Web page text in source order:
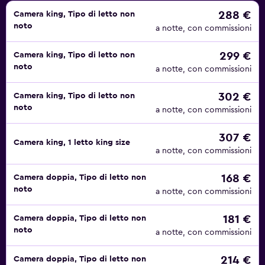
bagno privato con vasca idromassaggio, doccia,
accappatoi, pantofole, set di cortesia e asciugacapelli. La
reception è aperta 24 ore su 24 e offre una varietà di
servizi tra cui autonoleggio, biglietteria, concierge e
deposito bagagli. Potrete passeggiare in giardino o
riposare sulla terrazza solarium a vostro piacimento, e la
zona è ideale per l'escursionismo. Il West Lake State Guest
House ospita sofisticate strutture per riunioni e sale da tè
Camera king, Tipo di letto non
noto
288 €
a notte, con commissioni
Camera king, Tipo di letto non
noto
299 €
a notte, con commissioni
Camera king, Tipo di letto non
noto
302 €
a notte, con commissioni
Camera king, 1 letto king size 307 €
a notte, con commissioni
Camera doppia, Tipo di letto non
noto
168 €
a notte, con commissioni
Camera doppia, Tipo di letto non
noto
181 €
a notte, con commissioni
Camera doppia, Tipo di letto non 214 €